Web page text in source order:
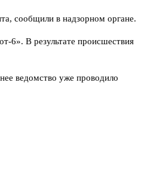
сообщили в надзорном органе.
В результате происшествия
ведомство уже проводило